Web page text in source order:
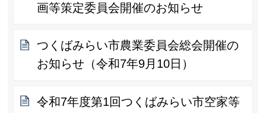
画等策定委員会開催のお知らせ
つくばみらい市農業委員会総会開催の
お知らせ（令和7年9月10日）
令和7年度第1回つくばみらい市空家等